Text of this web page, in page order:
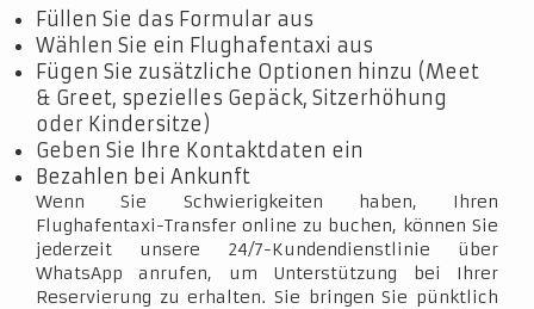
Füllen Sie das Formular aus
Wählen Sie ein Flughafentaxi aus
Fügen Sie zusätzliche Optionen hinzu (Meet
& Greet, spezielles Gepäck, Sitzerhöhung
oder Kindersitze)
Geben Sie Ihre Kontaktdaten ein
Bezahlen bei Ankunft
Wenn Sie Schwierigkeiten haben, Ihren
Flughafentaxi-Transfer online zu buchen, können Sie
jederzeit unsere 24/7-Kundendienstlinie über
WhatsApp anrufen, um Unterstützung bei Ihrer
Reservierung zu erhalten. Sie bringen Sie pünktlich